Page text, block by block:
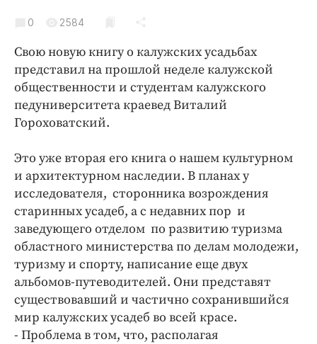
Погода
Праздники
Происшествия
Спорт
ПРОЕКТЫ
Блоги
Издания
Медиаперсона
Интересное чтиво
Клиника года
Бренд года
Работодатель года
0 2584
Свою новую книгу о калужских усадьбах
представил на прошлой неделе калужской
общественности и студентам калужского
педуниверситета краевед Виталий
Гороховатский.
Это уже вторая его книга о нашем культурном
и архитектурном наследии. В планах у
исследователя, сторонника возрождения
старинных усадеб, а с недавних пор и
заведующего отделом по развитию туризма
областного министерства по делам молодежи,
туризму и спорту, написание еще двух
альбомов-путеводителей. Они представят
существовавший и частично сохранившийся
мир калужских усадеб во всей красе.
- Проблема в том, что, располагая